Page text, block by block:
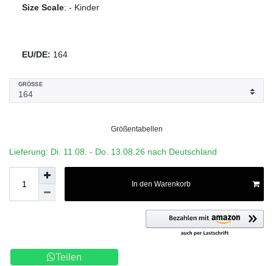
Size Scale: - Kinder
EU/DE: 164
GRÖSSE
Größentabellen
Lieferung: Di. 11.08. - Do. 13.08.26 nach Deutschland
In den Warenkorb
Teilen